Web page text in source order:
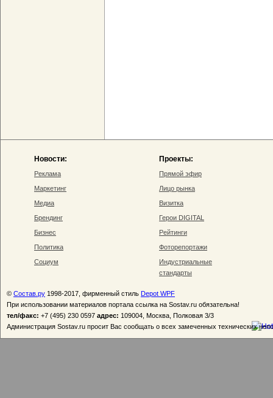
Новости:
Реклама
Маркетинг
Медиа
Брендинг
Бизнес
Политика
Социум
Проекты:
Прямой эфир
Лицо рынка
Визитка
Герои DIGITAL
Рейтинги
Фоторепортажи
Индустриальные
стандарты
© Состав.ру 1998-2017, фирменный стиль Depot WPF
При использовании материалов портала ссылка на Sostav.ru обязательна!
тел/факс: +7 (495) 230 0597 адрес: 109004, Москва, Полковая 3/3
Администрация Sostav.ru просит Вас сообщать о всех замеченных технических